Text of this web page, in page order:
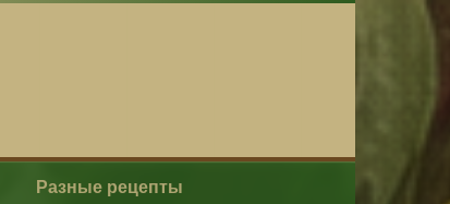
Разные рецепты